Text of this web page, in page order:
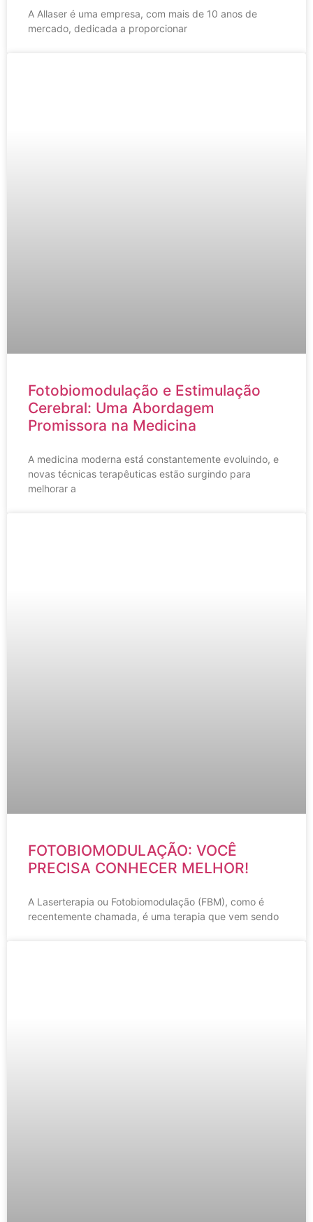
A Allaser é uma empresa, com mais de 10 anos de
mercado, dedicada a proporcionar
Fotobiomodulação e Estimulação
Cerebral: Uma Abordagem
Promissora na Medicina
A medicina moderna está constantemente evoluindo, e
novas técnicas terapêuticas estão surgindo para
melhorar a
FOTOBIOMODULAÇÃO: VOCÊ
PRECISA CONHECER MELHOR!
A Laserterapia ou Fotobiomodulação (FBM), como é
recentemente chamada, é uma terapia que vem sendo